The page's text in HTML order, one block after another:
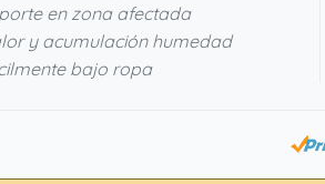
en zona afectada
y acumulación humedad
bajo ropa